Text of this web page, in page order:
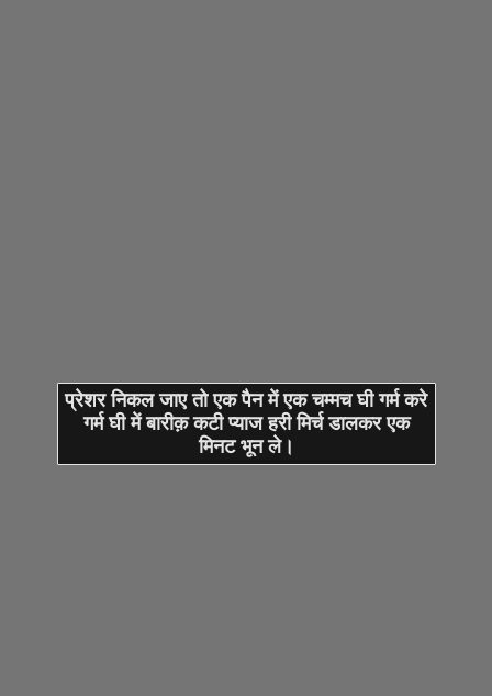
प्रेशर निकल जाए तो एक पैन में एक चम्मच घी गर्म करे
गर्म घी में बारीक़ कटी प्याज हरी मिर्च डालकर एक
मिनट भून ले।